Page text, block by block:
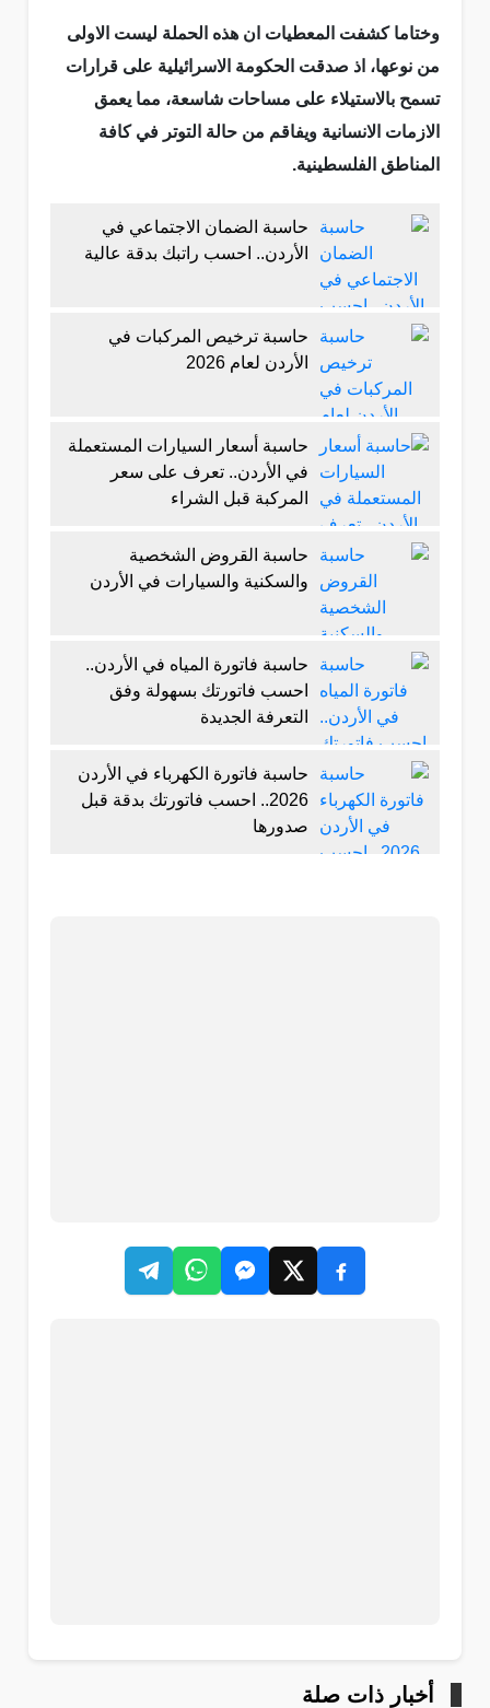
وختاما كشفت المعطيات ان هذه الحملة ليست الاولى
من نوعها، اذ صدقت الحكومة الاسرائيلية على قرارات
تسمح بالاستيلاء على مساحات شاسعة، مما يعمق
الازمات الانسانية ويفاقم من حالة التوتر في كافة
المناطق الفلسطينية.
حاسبة الضمان الاجتماعي في
الأردن.. احسب راتبك بدقة عالية
حاسبة ترخيص المركبات في
الأردن لعام 2026
حاسبة أسعار السيارات المستعملة
في الأردن.. تعرف على سعر
المركبة قبل الشراء
حاسبة القروض الشخصية
والسكنية والسيارات في الأردن
حاسبة فاتورة المياه في الأردن..
احسب فاتورتك بسهولة وفق
التعرفة الجديدة
حاسبة فاتورة الكهرباء في الأردن
2026.. احسب فاتورتك بدقة قبل
صدورها
أخبار ذات صلة